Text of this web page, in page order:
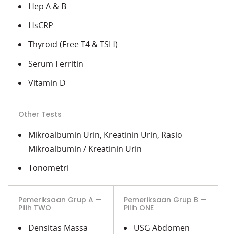
Hep A & B
HsCRP
Thyroid (Free T4 & TSH)
Serum Ferritin
Vitamin D
Other Tests
Mikroalbumin Urin, Kreatinin Urin, Rasio
Mikroalbumin / Kreatinin Urin
Tonometri
Pemeriksaan Grup A —
Pilih TWO
Densitas Massa
Pemeriksaan Grup B —
Pilih ONE
USG Abdomen